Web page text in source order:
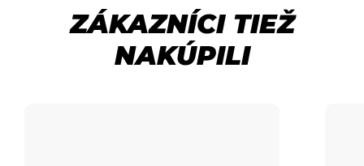
ZÁKAZNÍCI TIEŽ
NAKÚPILI